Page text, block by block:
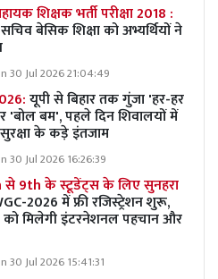
शिक्षक भर्ती परीक्षा 2018 :
बेसिक शिक्षा को अभ्यर्थियों ने
30 Jul 2026 21:04:49
यूपी से बिहार तक गुंजा 'हर-हर
'बोल बम', पहले दिन शिवालयों में
के कड़े इंतजाम
30 Jul 2026 16:26:39
9th के स्टूडेंट्स के लिए सुनहरा
2026 में फ्री रजिस्ट्रेशन शुरू,
को मिलेगी इंटरनेशनल पहचान और
30 Jul 2026 15:41:31